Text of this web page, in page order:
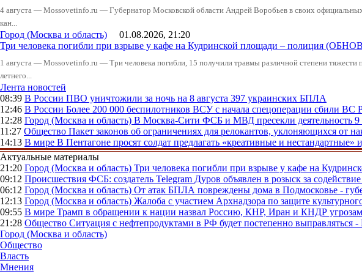
4 августа — Mossovetinfo.ru — Губернатор Московской области Андрей Воробьев в своих
кан...
Город (Москва и область) 01.08.2026, 21:20
Три человека погибли при взрыве у кафе на Кудринской площади – полиция
1 августа — Mossovetinfo.ru — Три человека погибли, 15 получили травмы различной степени тяжести
летнего...
Лента новостей
08:39 В России ПВО уничтожили за ночь на 8 августа 397 украинских БПЛА
12:46 В России Более 200 000 беспилотников ВСУ с начала спецоперации сбили
12:28 Город (Москва и область) В Москва-Сити ФСБ и МВД пресекли деятельность
11:27 Общество Пакет законов об ограничениях для релокантов, уклоняющихся от
14:13 В мире В Пентагоне просят солдат предлагать «креативные и нестандартные»
Актуальные материалы
21:20 Город (Москва и область) Три человека погибли при взрыве у кафе на
09:12 Происшествия ФСБ: создатель Telegram Дуров объявлен в розыск за
06:12 Город (Москва и область) От атак БПЛА повреждены дома в Подмосковье -
12:13 Город (Москва и область) Жалоба с участием Архнадзора по защите
09:55 В мире Трамп в обращении к нации назвал Россию, КНР, Иран и КНДР
21:28 Общество Ситуация с нефтепродуктами в РФ будет постепенно выправляться
Город (Москва и область)
Общество
Власть
Мнения